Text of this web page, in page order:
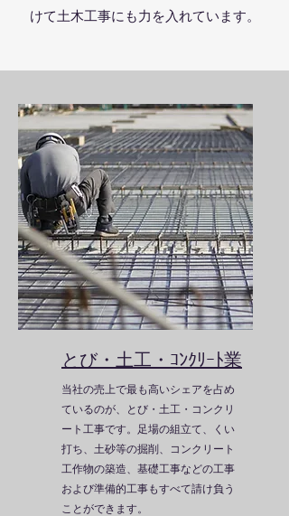
けて土木工事にも力を入れています。
とび・土工・ｺﾝｸﾘｰﾄ業
当社の売上で最も高いシェアを占め
ているのが、とび・土工・コンクリ
ート工事です。 足場の組立て、くい
打ち、土砂等の掘削、コンクリート
工作物の築造、基礎工事などの工事
および準備的工事もすべて請け負う
ことができます。